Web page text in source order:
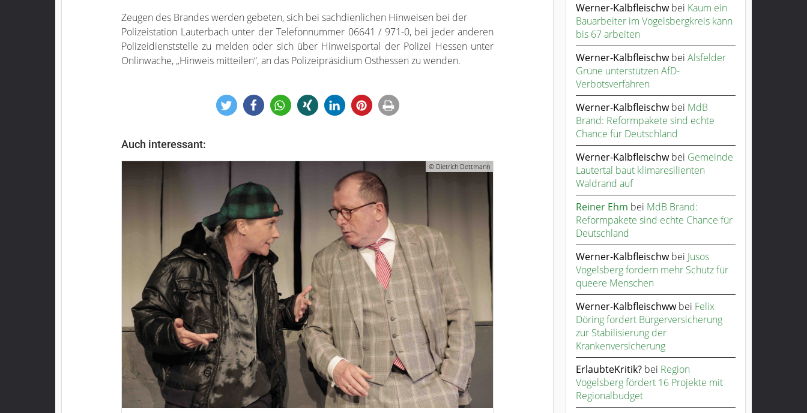
Zeugen des Brandes werden gebeten, sich bei sachdienlichen Hinweisen bei der
Polizeistation Lauterbach unter der Telefonnummer 06641 / 971-0, bei jeder anderen
Polizeidienststelle zu melden oder sich über Hinweisportal der Polizei Hessen unter
Onlinwache, „Hinweis mitteilen“, an das Polizeipräsidium Osthessen zu wenden.
Auch interessant:
© Dietrich Dettmann
Werner-Kalbfleischwbei Kaum ein
Bauarbeiter im Vogelsbergkreis kann
bis 67 arbeiten
Werner-Kalbfleischwbei Alsfelder
Grüne unterstützen AfD-
Verbotsverfahren
Werner-Kalbfleischwbei MdB
Brand: Reformpakete sind echte
Chance für Deutschland
Werner-Kalbfleischwbei Gemeinde
Lautertal baut klimaresilienten
Waldrand auf
Reiner Ehm bei MdB Brand:
Reformpakete sind echte Chance für
Deutschland
Werner-Kalbfleischwbei Jusos
Vogelsberg fordern mehr Schutz für
queere Menschen
Werner-Kalbfleischwwbei Felix
Döring fordert Bürgerversicherung
zur Stabilisierung der
Krankenversicherung
ErlaubteKritik? bei Region
Vogelsberg fördert 16 Projekte mit
Regionalbudget